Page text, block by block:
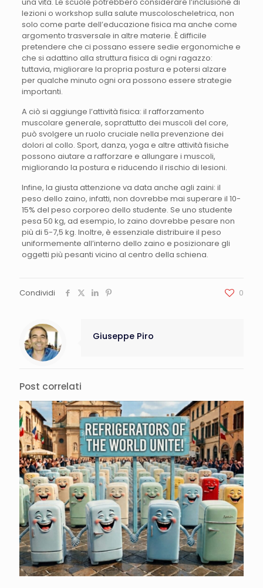
lezioni o workshop sulla salute muscoloscheletrica, non
solo come parte dell’educazione fisica ma anche come
argomento trasversale in altre materie. È difficile
pretendere che ci possano essere sedie ergonomiche e
che si adattino alla struttura fisica di ogni ragazzo:
tuttavia, migliorare la propria postura e potersi alzare
per qualche minuto ogni ora possono essere strategie
importanti.
A ciò si aggiunge l’attività fisica: il rafforzamento
muscolare generale, soprattutto dei muscoli del core,
può svolgere un ruolo cruciale nella prevenzione dei
dolori al collo. Sport, danza, yoga e altre attività fisiche
possono aiutare a rafforzare e allungare i muscoli,
migliorando la postura e riducendo il rischio di lesioni.
Infine, la giusta attenzione va data anche agli zaini: il
peso dello zaino, infatti, non dovrebbe mai superare il 10-
15% del peso corporeo dello studente. Se uno studente
pesa 50 kg, ad esempio, lo zaino dovrebbe pesare non
più di 5-7,5 kg. Inoltre, è essenziale distribuire il peso
uniformemente all’interno dello zaino e posizionare gli
oggetti più pesanti vicino al centro della schiena.
Condividi 0
Giuseppe Piro
Post correlati